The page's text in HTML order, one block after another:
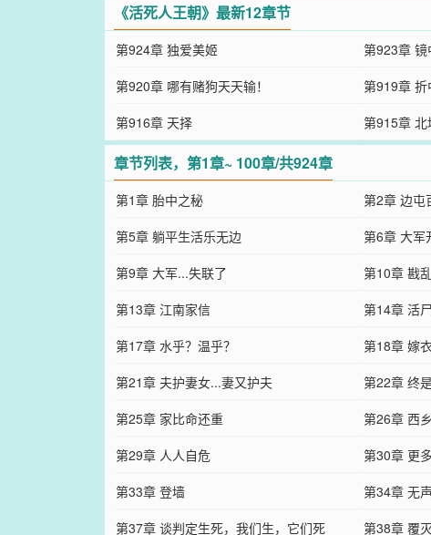
《活死人王朝》最新12章节
第924章 独爱美姬 第923章 镜
第920章 哪有赌狗天天输！
第919章 折
第916章 天择
第915章 北
章节列表，第1章~ 100章/共924章
第1章 胎中之秘 第2章 边屯
第5章 躺平生活乐无边
第6章 大军
第9章 大军...失联了
第10章 戡
第13章 江南家信
第14章 活
第17章 水乎？温乎？
第18章 嫁
第21章 夫护妻女...妻又护夫
第22章 终
第25章 家比命还重
第26章 西
第29章 人人自危
第30章 更
第33章 登墙
第34章 无
第37章 谈判定生死，我们生，它们死
第38章 覆